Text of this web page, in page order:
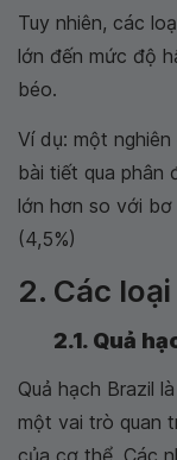
Tuy nhiên, các
lớn đến mức độ
béo.
Ví dụ: một
bài tiết qua phân
lớn hơn so với bơ
(4,5%)
2. Các
2.1. Quả
Quả hạch Brazil
một vai trò quan
của cơ thể. Các